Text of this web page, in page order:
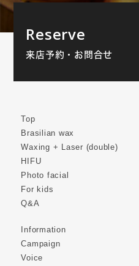
Reserve
来店予約・お問合せ
Top
Brasilian wax
Waxing + Laser (double)
HIFU
Photo facial
For kids
Q&A
Information
Campaign
Voice